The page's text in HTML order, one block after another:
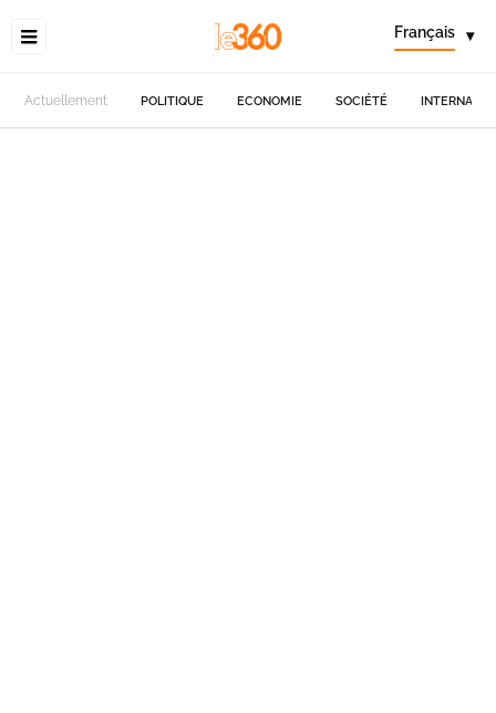
Français ▾
Actuellement POLITIQUE ECONOMIE SOCIÉTÉ